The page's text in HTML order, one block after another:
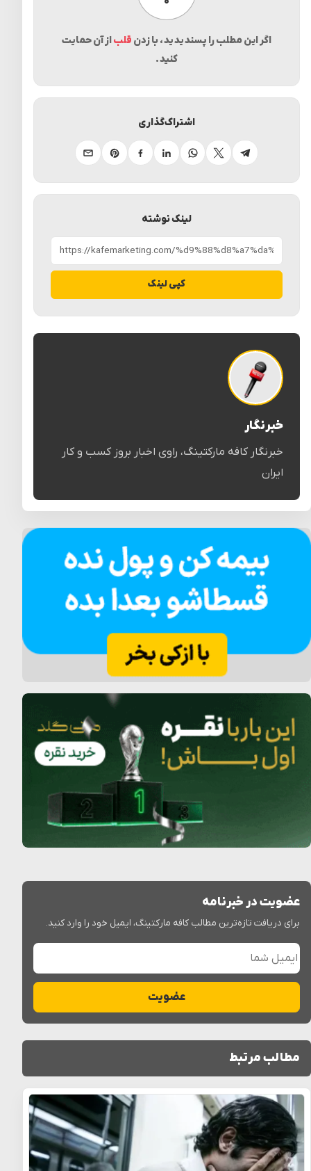
اگر این مطلب را پسندیدید، با زدن قلباز آن حمایت
کنید.
لینک نوشته
کپی لینک
اشتراک‌گذاری
تلگرامایکسواتساپلینکدینفیسبوکپینترستایمیل
خبرنگار
خبرنگار کافه مارکتینگ، راوی اخبار بروز کسب و کار
ایران
عضویت در خبرنامه
برای دریافت تازه‌ترین مطالب کافه مارکتینگ، ایمیل خود را وارد کنید.
ایمیل شما
عضویت
مطالب مرتبط